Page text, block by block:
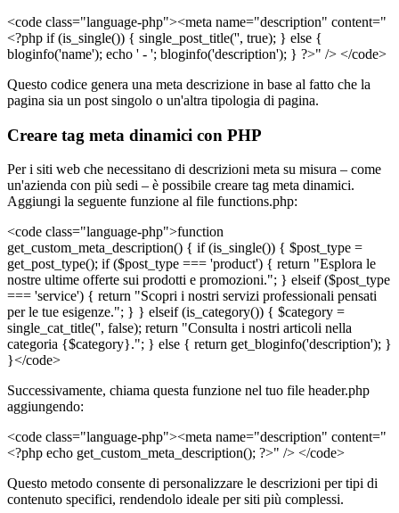
<code class="language-php"><meta name="description" content="
<?php if (is_single()) { single_post_title('', true); } else {
bloginfo('name'); echo ' - '; bloginfo('description'); } ?>" /> </code>
Questo codice genera una meta descrizione in base al fatto che la
pagina sia un post singolo o un'altra tipologia di pagina.
Creare tag meta dinamici con PHP
Per i siti web che necessitano di descrizioni meta su misura – come
un'azienda con più sedi – è possibile creare tag meta dinamici.
Aggiungi la seguente funzione al file functions.php:
<code class="language-php">function
get_custom_meta_description() { if (is_single()) { $post_type =
get_post_type(); if ($post_type === 'product') { return "Esplora le
nostre ultime offerte sui prodotti e promozioni."; } elseif ($post_type
=== 'service') { return "Scopri i nostri servizi professionali pensati
per le tue esigenze."; } } elseif (is_category()) { $category =
single_cat_title('', false); return "Consulta i nostri articoli nella
categoria {$category}."; } else { return get_bloginfo('description'); }
}</code>
Successivamente, chiama questa funzione nel tuo file header.php
aggiungendo:
<code class="language-php"><meta name="description" content="
<?php echo get_custom_meta_description(); ?>" /> </code>
Questo metodo consente di personalizzare le descrizioni per tipi di
contenuto specifici, rendendolo ideale per siti più complessi.